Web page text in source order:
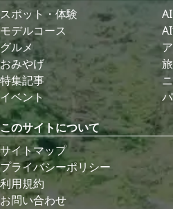
スポット・体験
モデルコース
グルメ
おみやげ
特集記事
イベント
このサイトについて
サイトマップ
プライバシーポリシー
利用規約
お問い合わせ